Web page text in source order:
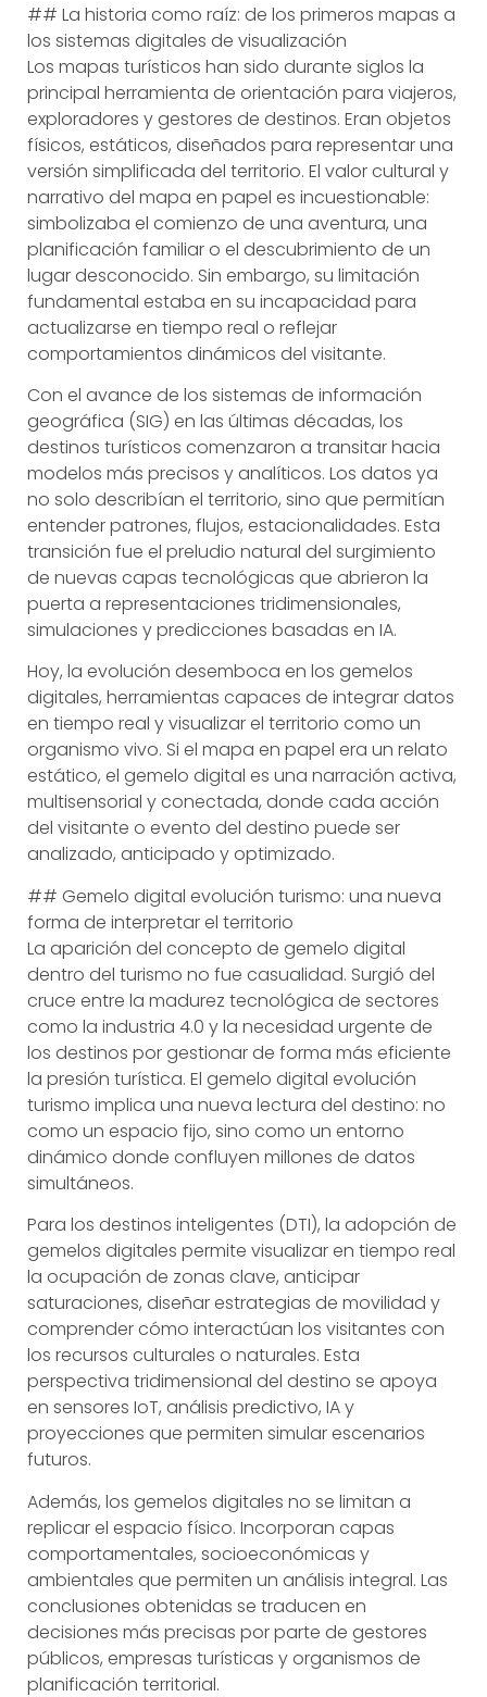
## La historia como raíz: de los primeros mapas a
los sistemas digitales de visualización
Los mapas turísticos han sido durante siglos la
principal herramienta de orientación para viajeros,
exploradores y gestores de destinos. Eran objetos
físicos, estáticos, diseñados para representar una
versión simplificada del territorio. El valor cultural y
narrativo del mapa en papel es incuestionable:
simbolizaba el comienzo de una aventura, una
planificación familiar o el descubrimiento de un
lugar desconocido. Sin embargo, su limitación
fundamental estaba en su incapacidad para
actualizarse en tiempo real o reflejar
comportamientos dinámicos del visitante.
Con el avance de los sistemas de información
geográfica (SIG) en las últimas décadas, los
destinos turísticos comenzaron a transitar hacia
modelos más precisos y analíticos. Los datos ya
no solo describían el territorio, sino que permitían
entender patrones, flujos, estacionalidades. Esta
transición fue el preludio natural del surgimiento
de nuevas capas tecnológicas que abrieron la
puerta a representaciones tridimensionales,
simulaciones y predicciones basadas en IA.
Hoy, la evolución desemboca en los gemelos
digitales, herramientas capaces de integrar datos
en tiempo real y visualizar el territorio como un
organismo vivo. Si el mapa en papel era un relato
estático, el gemelo digital es una narración activa,
multisensorial y conectada, donde cada acción
del visitante o evento del destino puede ser
analizado, anticipado y optimizado.
## Gemelo digital evolución turismo: una nueva
forma de interpretar el territorio
La aparición del concepto de gemelo digital
dentro del turismo no fue casualidad. Surgió del
cruce entre la madurez tecnológica de sectores
como la industria 4.0 y la necesidad urgente de
los destinos por gestionar de forma más eficiente
la presión turística. El gemelo digital evolución
turismo implica una nueva lectura del destino: no
como un espacio fijo, sino como un entorno
dinámico donde confluyen millones de datos
simultáneos.
Para los destinos inteligentes (DTI), la adopción de
gemelos digitales permite visualizar en tiempo real
la ocupación de zonas clave, anticipar
saturaciones, diseñar estrategias de movilidad y
comprender cómo interactúan los visitantes con
los recursos culturales o naturales. Esta
perspectiva tridimensional del destino se apoya
en sensores IoT, análisis predictivo, IA y
proyecciones que permiten simular escenarios
futuros.
Además, los gemelos digitales no se limitan a
replicar el espacio físico. Incorporan capas
comportamentales, socioeconómicas y
ambientales que permiten un análisis integral. Las
conclusiones obtenidas se traducen en
decisiones más precisas por parte de gestores
públicos, empresas turísticas y organismos de
planificación territorial.